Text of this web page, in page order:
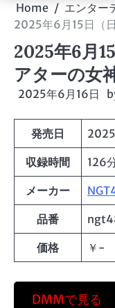
Home
エンター
2025年6月15日（
2025年6月
アターの女
2025年6月16日
発売日
収録時間 126
メーカー
品番
価格 ￥-
DMMで見る